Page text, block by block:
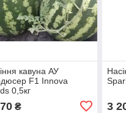
кавуна АУ
F1 Innova
0,5кг
₴ 3